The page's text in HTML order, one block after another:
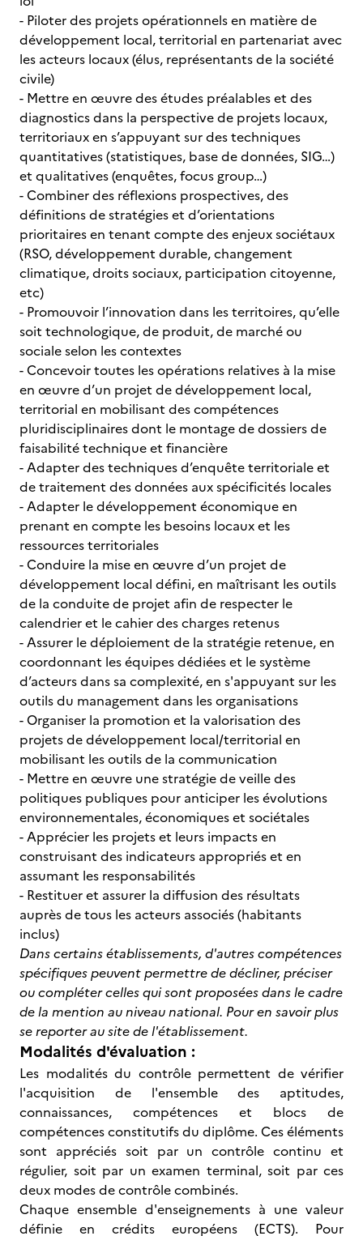
- Piloter des projets opérationnels en matière de
développement local, territorial en partenariat avec
les acteurs locaux (élus, représentants de la société
civile)
- Mettre en œuvre des études préalables et des
diagnostics dans la perspective de projets locaux,
territoriaux en s’appuyant sur des techniques
quantitatives (statistiques, base de données, SIG…)
et qualitatives (enquêtes, focus group…)
- Combiner des réflexions prospectives, des
définitions de stratégies et d’orientations
prioritaires en tenant compte des enjeux sociétaux
(RSO, développement durable, changement
climatique, droits sociaux, participation citoyenne,
etc)
- Promouvoir l’innovation dans les territoires, qu’elle
soit technologique, de produit, de marché ou
sociale selon les contextes
- Concevoir toutes les opérations relatives à la mise
en œuvre d’un projet de développement local,
territorial en mobilisant des compétences
pluridisciplinaires dont le montage de dossiers de
faisabilité technique et financière
- Adapter des techniques d’enquête territoriale et
de traitement des données aux spécificités locales
- Adapter le développement économique en
prenant en compte les besoins locaux et les
ressources territoriales
- Conduire la mise en œuvre d’un projet de
développement local défini, en maîtrisant les outils
de la conduite de projet afin de respecter le
calendrier et le cahier des charges retenus
- Assurer le déploiement de la stratégie retenue, en
coordonnant les équipes dédiées et le système
d’acteurs dans sa complexité, en s'appuyant sur les
outils du management dans les organisations
- Organiser la promotion et la valorisation des
projets de développement local/territorial en
mobilisant les outils de la communication
- Mettre en œuvre une stratégie de veille des
politiques publiques pour anticiper les évolutions
environnementales, économiques et sociétales
- Apprécier les projets et leurs impacts en
construisant des indicateurs appropriés et en
assumant les responsabilités
- Restituer et assurer la diffusion des résultats
auprès de tous les acteurs associés (habitants
inclus)
Dans certains établissements, d'autres compétences
spécifiques peuvent permettre de décliner, préciser
ou compléter celles qui sont proposées dans le cadre
de la mention au niveau national. Pour en savoir plus
se reporter au site de l'établissement.
Modalités d'évaluation :
Les modalités du contrôle permettent de vérifier
l'acquisition de l'ensemble des aptitudes,
connaissances, compétences et blocs de
compétences constitutifs du diplôme. Ces éléments
sont appréciés soit par un contrôle continu et
régulier, soit par un examen terminal, soit par ces
deux modes de contrôle combinés.
Chaque ensemble d'enseignements à une valeur
définie en crédits européens (ECTS). Pour